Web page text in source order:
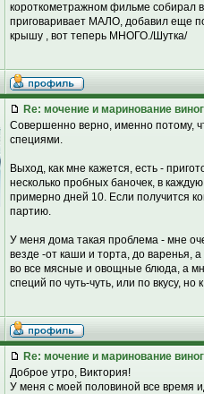
короткометражном фильме собирал
приговаривает МАЛО, добавил еще
крышу , вот теперь МНОГО./Шутка/
Re: мочение и маринование
Совершенно верно, именно потому,
специями.
Выход, как мне кажется, есть -
несколько пробных баночек, в
примерно дней 10. Если получится
партию.
У меня дома такая проблема - мне
везде -от каши и торта, до варенья,
во все мясные и овощные блюда, а
специй по чуть-чуть, или по вкусу, но
Re: мочение и маринование
Доброе утро, Виктория!
У меня с моей половиной все время